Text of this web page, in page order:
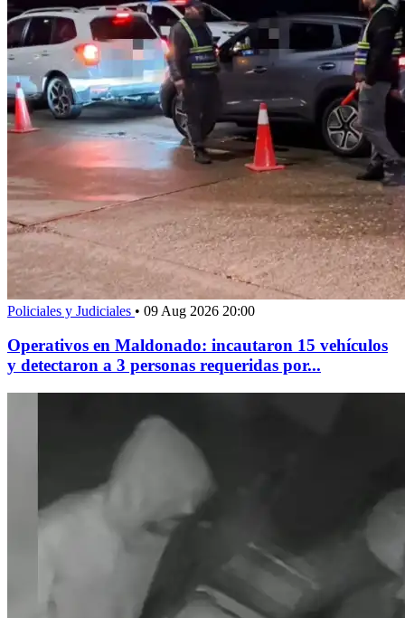
Policiales y Judiciales • 09 Aug 2026 20:00
Operativos en Maldonado: incautaron 15 vehículos
y detectaron a 3 personas requeridas por...